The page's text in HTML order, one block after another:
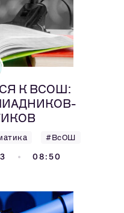
К ВСОШ:
#ВсОШ
08:50